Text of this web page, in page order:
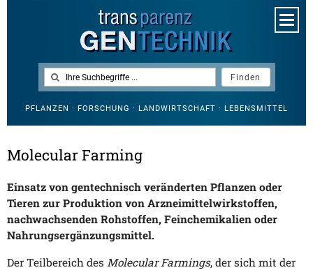
PFLANZEN · FORSCHUNG · LANDWIRTSCHAFT · LEBENSMITTEL
Molecular Farming
Einsatz von gentechnisch veränderten Pflanzen oder
Tieren zur Produktion von Arzneimittelwirkstoffen,
nachwachsenden Rohstoffen, Feinchemikalien oder
Nahrungsergänzungsmittel.
Der Teilbereich des Molecular Farmings, der sich mit der